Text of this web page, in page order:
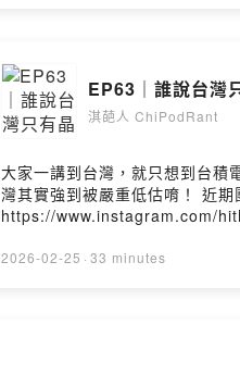
EP63｜誰說台灣
淇葩人 ChiPodRant
大家一講到台灣，就只想到台積
灣其實強到被嚴重低估唷！ 近期團購統整: https://portaly.cc/DrAchi Facebook: https://www.facebook.com/HiThisIsAchi Instagram:
https://www.instagram.com/hithisisachi LBRY:
2026-02-25 · 33 minutes